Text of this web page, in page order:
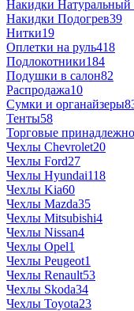
Накидки Натуральный
Накидки Подогрев39
Нитки19
Оплетки на руль418
Подлокотники184
Подушки в салон82
Распродажа10
Сумки и органайзеры
Тенты58
Торговые
Чехлы Chevrolet20
Чехлы Ford27
Чехлы Hyundai118
Чехлы Kia60
Чехлы Mazda35
Чехлы Mitsubishi4
Чехлы Nissan4
Чехлы Opel1
Чехлы Peugeot1
Чехлы Renault53
Чехлы Skoda34
Чехлы Toyota23